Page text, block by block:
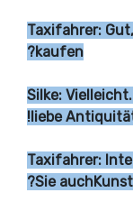
Taxifahrer:
kaufen?
Silke:
liebe
Taxifahrer:
Sie